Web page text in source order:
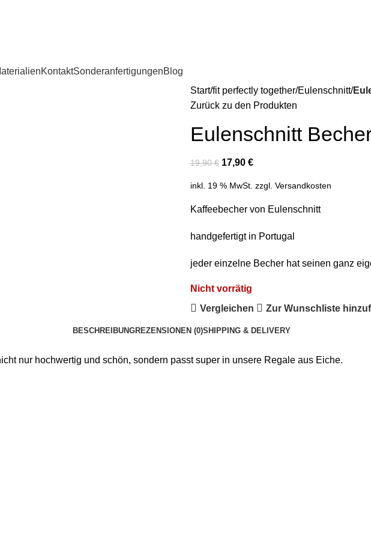
KontaktSonderanfertigungenBlog
Start fit perfectly together Eulenschnitt
Zurück zu den Produkten
Eulenschnitt
19,90€ 17,90 €
inkl. 19 % MwSt. zzgl. Versandkosten
Kaffeebecher von Eulenschnitt
handgefertigt in Portugal
jeder einzelne Becher hat seinen ganz
Nicht vorrätig
Vergleichen
Zur Wunschliste
BESCHREIBUNGREZENSIONEN (0)SHIPPING & DELIVERY
nur hochwertig und schön, sondern passt super in unsere Regale aus Eiche.